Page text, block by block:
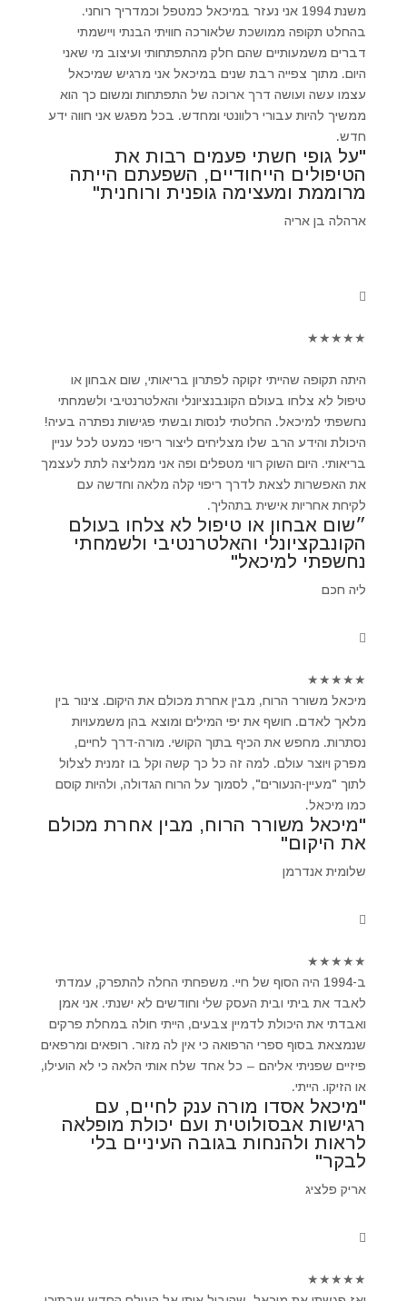
משנת 1994 אני נעזר במיכאל כמטפל וכמדריך רוחני.
בהחלט תקופה ממושכת שלאורכה חוויתי הבנתי ויישמתי
דברים משמעותיים שהם חלק מהתפתחותי ועיצוב מי שאני
היום. מתוך צפייה רבת שנים במיכאל אני מרגיש שמיכאל
עצמו עשה ועושה דרך ארוכה של התפתחות ומשום כך הוא
ממשיך להיות עבורי רלוונטי ומחדש. בכל מפגש אני חווה ידע
חדש.
"על גופי חשתי פעמים רבות את
הטיפולים הייחודיים, השפעתם הייתה
מרוממת ומעצימה גופנית ורוחנית"
ארהלה בן אריה
★
★
★
★
★
היתה תקופה שהייתי זקוקה לפתרון בריאותי, שום אבחון או
טיפול לא צלחו בעולם הקונבנציונלי והאלטרנטיבי ולשמחתי
נחשפתי למיכאל. החלטתי לנסות ובשתי פגישות נפתרה בעיה!
היכולת והידע הרב שלו מצליחים ליצור ריפוי כמעט לכל עניין
בריאותי. היום השוק רווי מטפלים ופה אני ממליצה לתת לעצמך
את האפשרות לצאת לדרך ריפוי קלה מלאה וחדשה עם
לקיחת אחריות אישית בתהליך.
״שום אבחון או טיפול לא צלחו בעולם
הקונבקציונלי והאלטרנטיבי ולשמחתי
נחשפתי למיכאל"
ליה חכם
★
★
★
★
★
מיכאל משורר הרוח, מבין אחרת מכולם את היקום. צינור בין
מלאך לאדם. חושף את יפי המילים ומוצא בהן משמעויות
נסתרות. מחפש את הכיף בתוך הקושי. מורה-דרך לחיים,
מפרק ויוצר עולם. למה זה כל כך קשה וקל בו זמנית לצלול
לתוך "מעיין-הנעורים", לסמוך על הרוח הגדולה, ולהיות קוסם
כמו מיכאל.
"מיכאל משורר הרוח, מבין אחרת מכולם
את היקום"
שלומית אנדרמן
★
★
★
★
★
ב-1994 היה הסוף של חיי. משפחתי החלה להתפרק, עמדתי
לאבד את ביתי ובית העסק שלי וחודשים לא ישנתי. אני אמן
ואבדתי את היכולת לדמיין צבעים, הייתי חולה במחלת פרקים
שנמצאת בסוף ספרי הרפואה כי אין לה מזור. רופאים ומרפאים
פיזיים שפניתי אליהם – כל אחד שלח אותי הלאה כי לא הועילו,
או הזיקו. הייתי.
"מיכאל אסדו מורה ענק לחיים, עם
רגישות אבסולוטית ועם יכולת מופלאה
לראות ולהנחות בגובה העיניים בלי
לבקר"
אריק פלציג
★
★
★
★
★